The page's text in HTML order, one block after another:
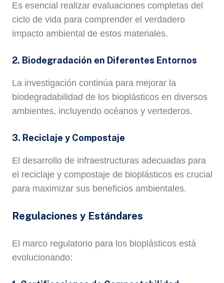
Es esencial realizar evaluaciones completas del
ciclo de vida para comprender el verdadero
impacto ambiental de estos materiales.
2. Biodegradación en Diferentes Entornos
La investigación continúa para mejorar la
biodegradabilidad de los bioplásticos en diversos
ambientes, incluyendo océanos y vertederos.
3. Reciclaje y Compostaje
El desarrollo de infraestructuras adecuadas para
el reciclaje y compostaje de bioplásticos es crucial
para maximizar sus beneficios ambientales.
Regulaciones y Estándares
El marco regulatorio para los bioplásticos está
evolucionando: